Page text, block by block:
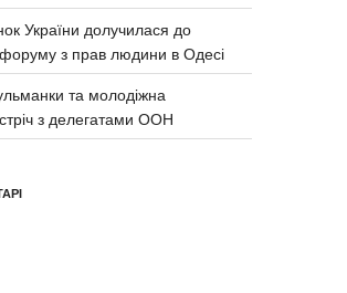
України долучилася до
форуму з прав людини в Одесі
та молодіжна
з делегатами ООН